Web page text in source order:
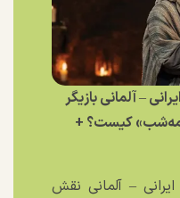
– آلمانی بازیگر
کیست؟ +
– آلمانی نقش